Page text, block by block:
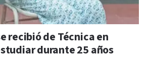
recibió de Técnica en
durante 25 años